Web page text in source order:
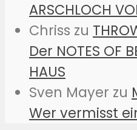
ARSCHLOCH
Chriss zu
Der NOTES OF
HAUS
Sven Mayer zu
Wer vermisst